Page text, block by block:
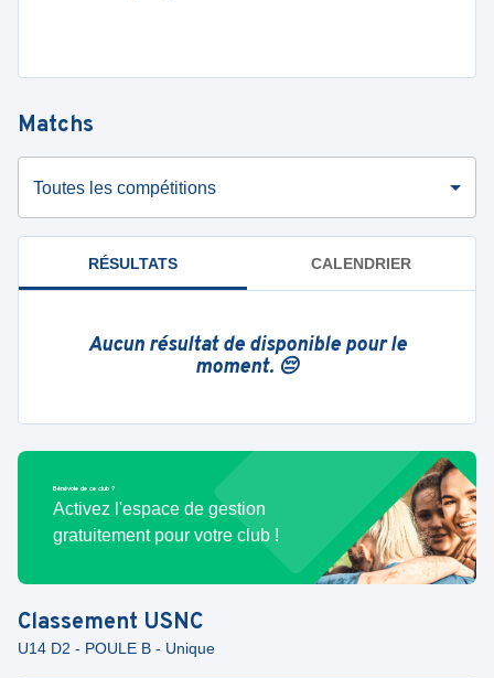
Matchs
Toutes les compétitions
RÉSULTATS CALENDRIER
Aucun résultat de disponible pour le
moment. 😔
Bénévole de ce club ?
Activez l'espace de gestion
gratuitement pour votre club !
Classement USNC
U14 D2 - POULE B - Unique